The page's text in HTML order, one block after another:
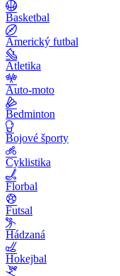
Basketbal
Americký futbal
Atletika
Auto-moto
Bedminton
Bojové športy
Cyklistika
Florbal
Futsal
Hádzaná
Hokejbal